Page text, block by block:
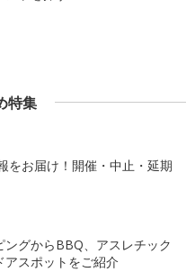
特集
をお届け！開催・中止・延期
ングからBBQ、アスレチック
アスポットをご紹介